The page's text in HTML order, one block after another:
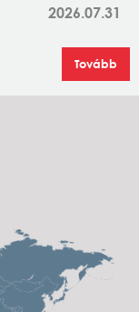
2026.07.31
Tovább